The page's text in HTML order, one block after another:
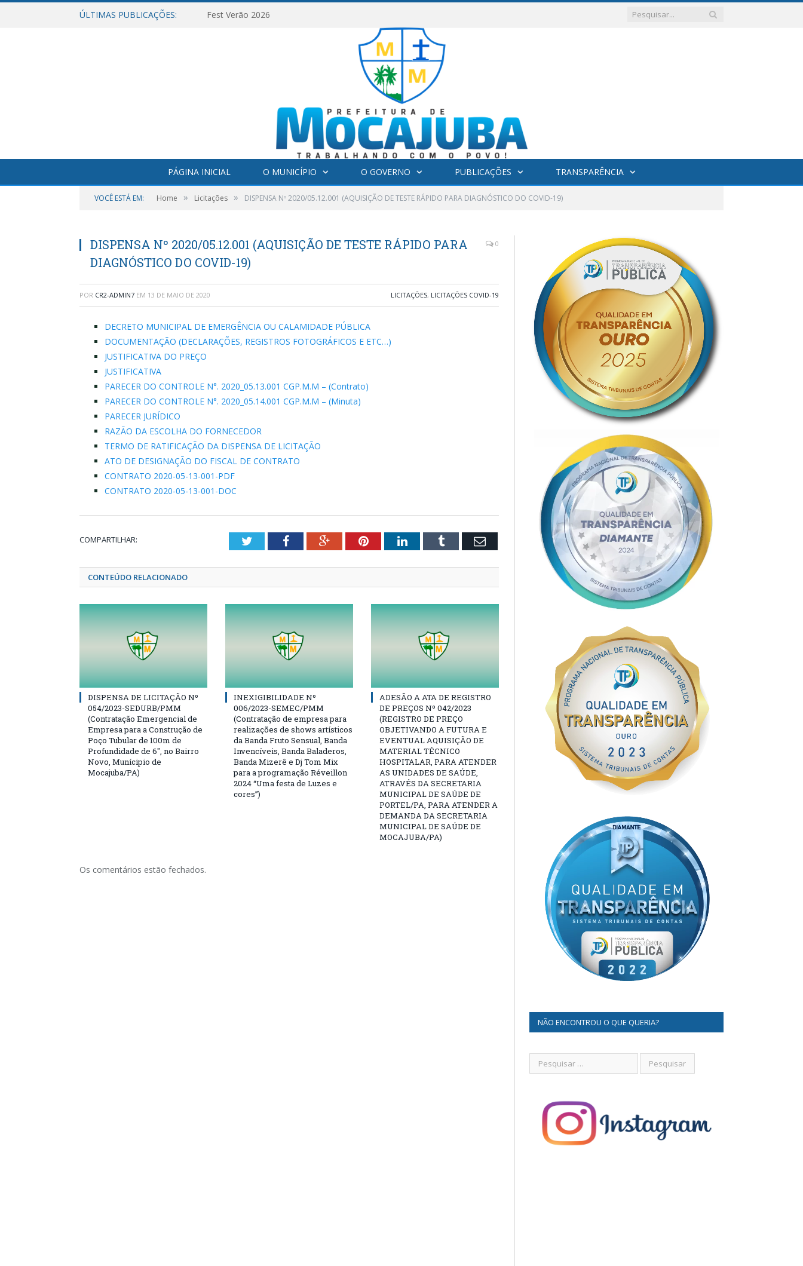
ÚLTIMAS PUBLICAÇÕES: Fest Verão 2026
PÁGINA INICIAL O MUNICÍPIO O GOVERNO PUBLICAÇÕES TRANSPARÊNCIA
VOCÊ ESTÁ EM: Home » Licitações » DISPENSA Nº 2020/05.12.001 (AQUISIÇÃO DE TESTE RÁPIDO PARA DIAGNÓSTICO DO COVID-19)
DISPENSA Nº 2020/05.12.001 (AQUISIÇÃO DE TESTE RÁPIDO PARA
DIAGNÓSTICO DO COVID-19)
0
POR CR2-ADMIN7 EM 13 DE MAIO DE 2020 LICITAÇÕES, LICITAÇÕES COVID-19
DECRETO MUNICIPAL DE EMERGÊNCIA OU CALAMIDADE PÚBLICA
DOCUMENTAÇÃO (DECLARAÇÕES, REGISTROS FOTOGRÁFICOS E ETC…)
JUSTIFICATIVA DO PREÇO
JUSTIFICATIVA
PARECER DO CONTROLE N°. 2020_05.13.001 CGP.M.M – (Contrato)
PARECER DO CONTROLE N°. 2020_05.14.001 CGP.M.M – (Minuta)
PARECER JURÍDICO
RAZÃO DA ESCOLHA DO FORNECEDOR
TERMO DE RATIFICAÇÃO DA DISPENSA DE LICITAÇÃO
ATO DE DESIGNAÇÃO DO FISCAL DE CONTRATO
CONTRATO 2020-05-13-001-PDF
CONTRATO 2020-05-13-001-DOC
COMPARTILHAR: TwitterFacebookGoogle+PinterestLinkedInTumblr Email
CONTEÚDO RELACIONADO
DISPENSA DE LICITAÇÃO Nº
054/2023-SEDURB/PMM
(Contratação Emergencial de
Empresa para a Construção de
Poço Tubular de 100m de
Profundidade de 6″, no Bairro
Novo, Munícipio de
Mocajuba/PA)
INEXIGIBILIDADE Nº
006/2023-SEMEC/PMM
(Contratação de empresa para
realizações de shows artísticos
da Banda Fruto Sensual, Banda
Invencíveis, Banda Baladeros,
Banda Mizerê e Dj Tom Mix
para a programação Réveillon
2024 “Uma festa de Luzes e
cores”)
ADESÃO A ATA DE REGISTRO
DE PREÇOS Nº 042/2023
(REGISTRO DE PREÇO
OBJETIVANDO A FUTURA E
EVENTUAL AQUISIÇÃO DE
MATERIAL TÉCNICO
HOSPITALAR, PARA ATENDER
AS UNIDADES DE SAÚDE,
ATRAVÉS DA SECRETARIA
MUNICIPAL DE SAÚDE DE
PORTEL/PA, PARA ATENDER A
DEMANDA DA SECRETARIA
MUNICIPAL DE SAÚDE DE
MOCAJUBA/PA)
Os comentários estão fechados.
NÃO ENCONTROU O QUE QUERIA?